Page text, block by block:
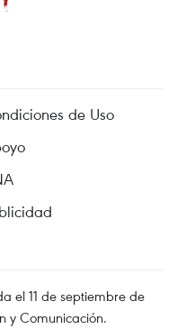
de Uso
el 11 de septiembre de
y Comunicación.